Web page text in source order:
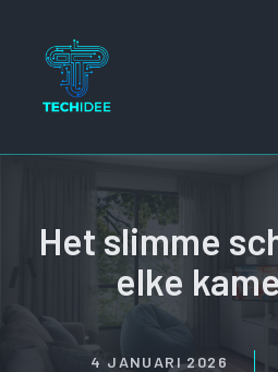
inhoud
Het slimme
elke
4 JANUARI 2026